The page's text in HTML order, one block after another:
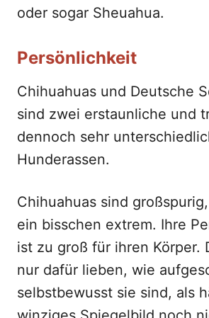
oder sogar Sheuahua.
Persönlichkeit
Chihuahuas und Deutsche
sind zwei erstaunliche und
dennoch sehr
Hunderassen.
Chihuahuas sind
ein bisschen extrem. Ihre
ist zu groß für ihren Körper.
nur dafür lieben, wie
selbstbewusst sie sind, als